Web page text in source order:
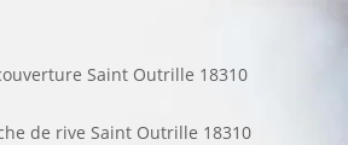
Saint Outrille 18310
de rive Saint Outrille 18310